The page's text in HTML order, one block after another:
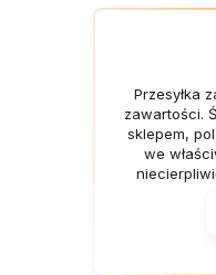
Przesyłka
zawartości.
sklepem,
we